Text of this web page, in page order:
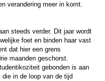
verandering meer in komt.
steeds verder. Dit jaar wordt
foet en binden haar vast
dat hier een grens
maanden geschorst.
gebonden is aan
die in de loop van de tijd